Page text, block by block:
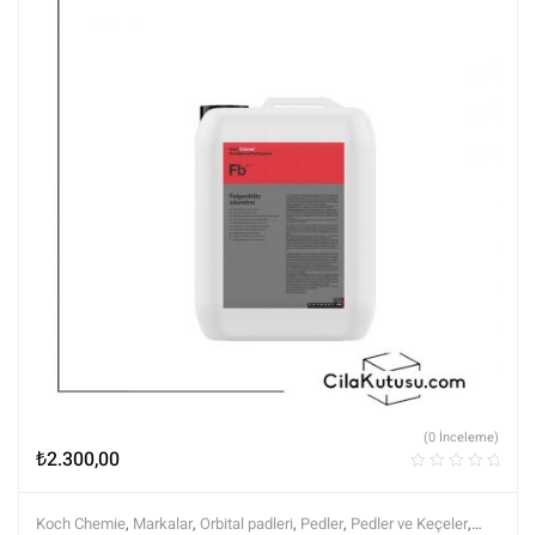
₺2.300,00
(0 İnceleme)
Koch Chemie, Markalar, Orbital padleri, Pedler, Pedler ve Keçeler,